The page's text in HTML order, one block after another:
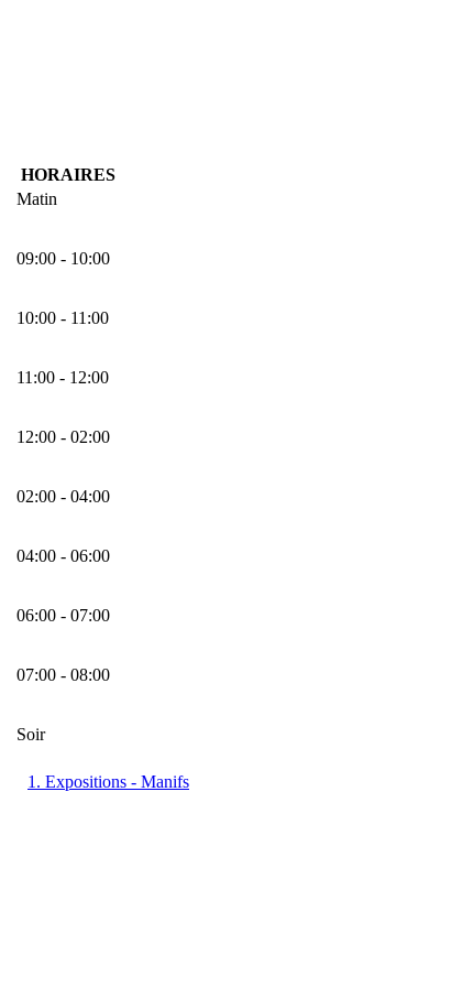
HORAIRES
Matin
09:00 - 10:00
10:00 - 11:00
11:00 - 12:00
12:00 - 02:00
02:00 - 04:00
04:00 - 06:00
06:00 - 07:00
07:00 - 08:00
Soir
1. Expositions - Manifs